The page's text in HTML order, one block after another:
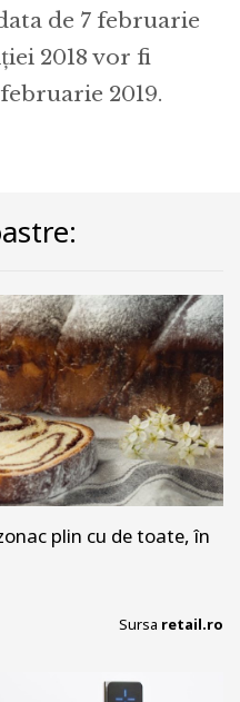
de 7 februarie
2018 vor fi
2019.
plin cu de toate, în
Sursa retail.ro